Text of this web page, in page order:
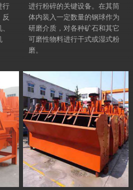
行
反
、
进行粉碎的关键设备。在其筒
体内装入一定数量的钢球作为
研磨介质，对各种矿石和其它
可磨性物料进行干式或湿式粉
磨。